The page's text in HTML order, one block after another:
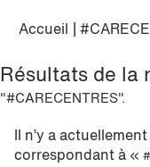
Accueil |
Résultats de la
"#CARECENTRES".
Il n’y a
correspondant à «